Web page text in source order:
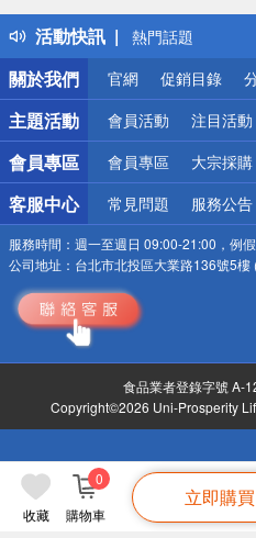
收藏 購物車
0
立即購買
活動快訊
得獎公告
熱門話題
銀行優惠
偏遠地區配送
詐騙網頁！請小
關於我們
官網 促銷目錄
主題活動 會員活動 注目活動
會員專區 會員專區 大宗採購
客服中心 常見問題 服務公告
服務時間： 週一至週日 09:00-21:00，例
公司地址： 台北市北投區大業路136號5樓
食品業者登錄字號 A-
Copyright©2026 Uni-Prosperity